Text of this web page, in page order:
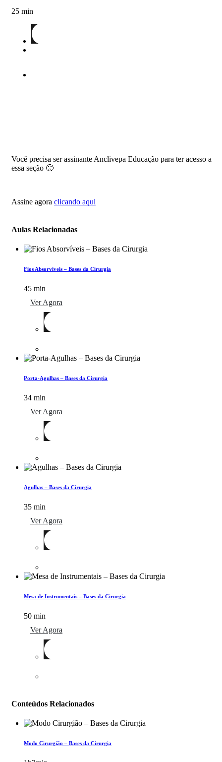
25 min
Você precisa ser assinante Anclivepa Educação para ter acesso a
essa seção 🙁
Assine agora clicando aqui
Aulas Relacionadas
Fios Absorvíveis – Bases da Cirurgia
45 min
Ver Agora
Porta-Agulhas – Bases da Cirurgia
34 min
Ver Agora
Agulhas – Bases da Cirurgia
35 min
Ver Agora
Mesa de Instrumentais – Bases da Cirurgia
50 min
Ver Agora
Conteúdos Relacionados
Modo Cirurgião – Bases da Cirurgia